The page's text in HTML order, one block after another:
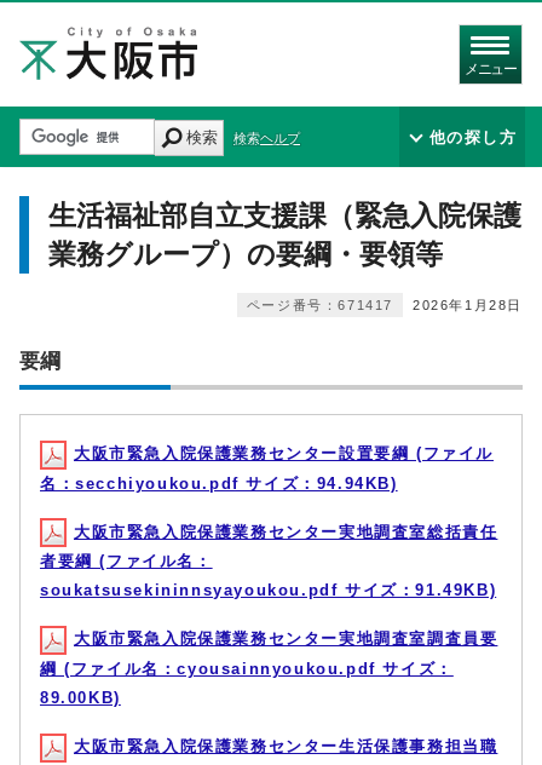
メニュー
検索 検索ヘルプ 他の探し方
生活福祉部自立支援課（緊急入院保護
業務グループ）の要綱・要領等
2026年1月28日
ページ番号：671417
要綱
大阪市緊急入院保護業務センター設置要綱 (ファイル
名：secchiyoukou.pdf サイズ：94.94KB)
大阪市緊急入院保護業務センター実地調査室総括責任
者要綱 (ファイル名：
soukatsusekininnsyayoukou.pdf サイズ：91.49KB)
大阪市緊急入院保護業務センター実地調査室調査員要
綱 (ファイル名：cyousainnyoukou.pdf サイズ：
89.00KB)
大阪市緊急入院保護業務センター生活保護事務担当職